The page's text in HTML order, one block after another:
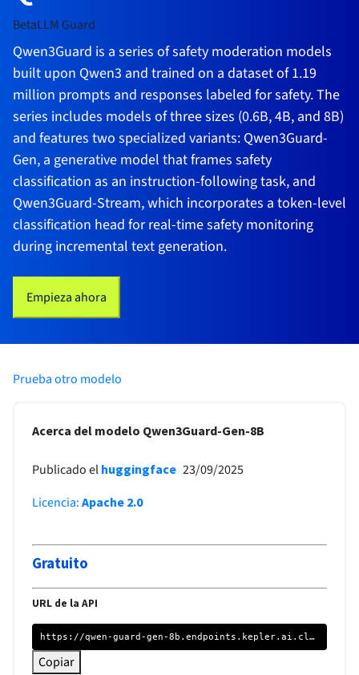
BetaLLM Guard
Qwen3Guard is a series of safety moderation models
built upon Qwen3 and trained on a dataset of 1.19
million prompts and responses labeled for safety. The
series includes models of three sizes (0.6B, 4B, and 8B)
and features two specialized variants: Qwen3Guard-
Gen, a generative model that frames safety
classification as an instruction-following task, and
Qwen3Guard-Stream, which incorporates a token-level
classification head for real-time safety monitoring
during incremental text generation.
Empieza ahora
Prueba otro modelo
Acerca del modelo Qwen3Guard-Gen-8B
Publicado el huggingface 23/09/2025
Licencia: Apache 2.0
Gratuito
URL de la API
https://qwen-guard-gen-8b.endpoints.kepler.ai.cloud.ovh.net/api/openai_compat/
Copiar